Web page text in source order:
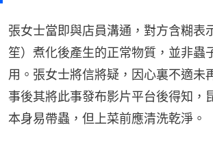
張女士當即與店員溝通，對方含糊表
笙）煮化後產生的正常物質，並非蟲
用。張女士將信將疑，因心裏不適未
事後其將此事發布影片平台後得知，
本身易帶蟲，但上菜前應清洗乾淨。